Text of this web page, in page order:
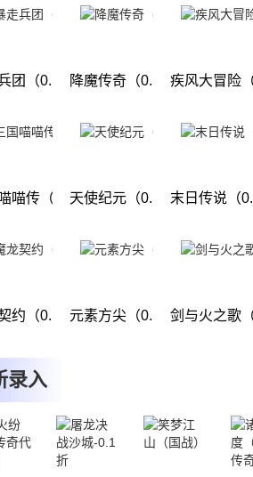
玩，赶快
团（0.1折好礼）
下载
降魔传奇（0.1折狂飙打金）
下载
疾风大冒险
下载
喵传（0.1折回合）
下载
天使纪元（0.1折过年大麦）
下载
末日传说（
下载
约（0.1折）元素方尖（0.1折送万抽闹元
剑与火之歌
录入